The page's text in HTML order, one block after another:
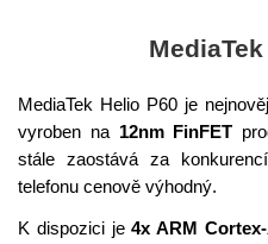
MediaTek Helio P60 je
vyroben na 12nm FinFET
stále zaostává za
telefonu cenově výhodný.
K dispozici je4x ARM